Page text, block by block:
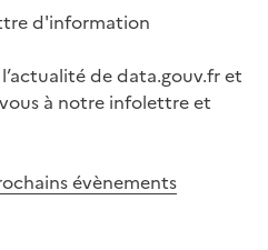
d'information
de data.gouv.fr et
à notre infolettre et
évènements